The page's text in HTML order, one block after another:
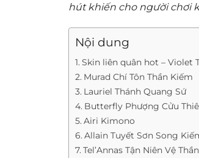
hút khiến cho người chơi
Nội dung
Skin liên quân hot – Violet
Murad Chí Tôn Thần Kiếm
Lauriel Thánh Quang Sứ
Butterfly Phượng Cửu
Airi Kimono
Allain Tuyết Sơn Song
Tel’Annas Tận Niên Vệ Thần